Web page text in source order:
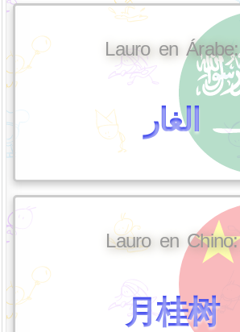
Lauro en Árabe:
الغار
Lauro en Chino:
月桂树